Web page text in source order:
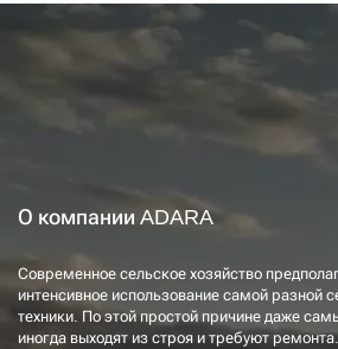
О компании ADARA
Современное сельское хозяйство
интенсивное использование самой разной
техники. По этой простой причине даже
иногда выходят из строя и требуют